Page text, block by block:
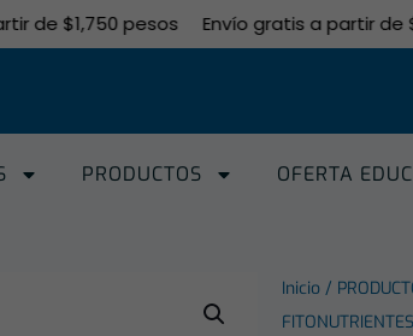
$1,750 pesos Envío gratis a partir de
PRODUCTOS OFERTA
Inicio /
FITONUTRIENTES